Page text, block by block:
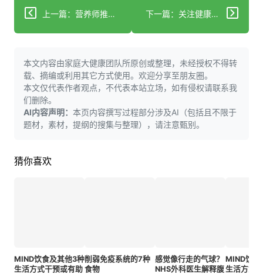
上一篇：营养师推荐的最佳肠道健康茶 下一篇：关注健康你的肠道状况如何
本文内容由家庭大健康团队所原创或整理，未经授权不得转
载、摘编或利用其它方式使用。欢迎分享至朋友圈。
本文仅代表作者观点，不代表本站立场，如有侵权请联系我
们删除。
AI内容声明： 本页内容撰写过程部分涉及AI（包括且不限于
题材，素材，提纲的搜集与整理），请注意甄别。
猜你喜欢
MIND饮食及其他3种
生活方式干预或有助
削弱免疫系统的7种
食物
感觉像行走的气球？
NHS外科医生解释腹
MIND饮食
生活方式